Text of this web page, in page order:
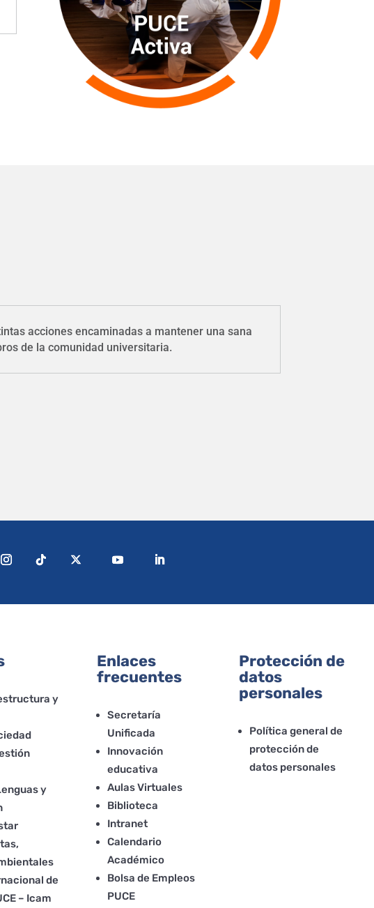
acciones encaminadas a mantener una sana
de la comunidad universitaria.
y
y
de
– Icam
Enlaces
frecuentes
Secretaría
Unificada
Innovación
educativa
Aulas Virtuales
Biblioteca
Intranet
Calendario
Académico
Bolsa de Empleos
PUCE
Protección de
datos
personales
Política general de
protección de
datos personales